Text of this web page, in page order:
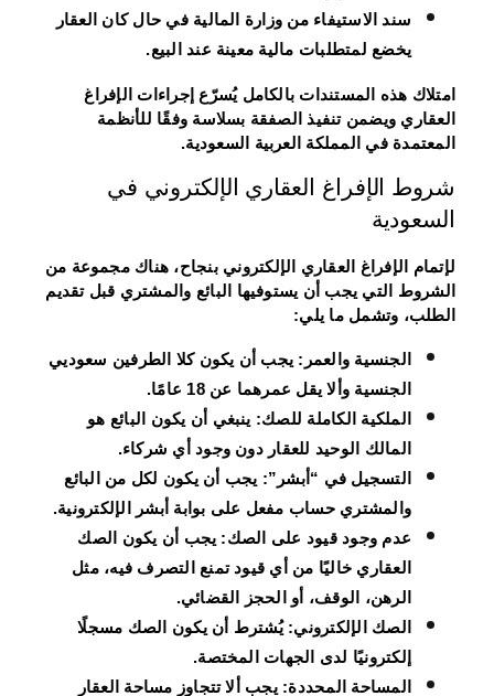
سند الاستيفاء من وزارة المالية في حال كان العقار
يخضع لمتطلبات مالية معينة عند البيع.
امتلاك هذه المستندات بالكامل يُسرّع إجراءات الإفراغ
العقاري ويضمن تنفيذ الصفقة بسلاسة وفقًا للأنظمة
المعتمدة في المملكة العربية السعودية.
شروط الإفراغ العقاري الإلكتروني في
السعودية
لإتمام الإفراغ العقاري الإلكتروني بنجاح، هناك مجموعة من
الشروط التي يجب أن يستوفيها البائع والمشتري قبل تقديم
الطلب، وتشمل ما يلي:
الجنسية والعمر: يجب أن يكون كلا الطرفين سعوديي
الجنسية وألا يقل عمرهما عن 18 عامًا.
الملكية الكاملة للصك: ينبغي أن يكون البائع هو
المالك الوحيد للعقار دون وجود أي شركاء.
التسجيل في “أبشر”: يجب أن يكون لكل من البائع
والمشتري حساب مفعل على بوابة أبشر الإلكترونية.
عدم وجود قيود على الصك: يجب أن يكون الصك
العقاري خاليًا من أي قيود تمنع التصرف فيه، مثل
الرهن، الوقف، أو الحجز القضائي.
الصك الإلكتروني: يُشترط أن يكون الصك مسجلًا
إلكترونيًا لدى الجهات المختصة.
المساحة المحددة: يجب ألا تتجاوز مساحة العقار